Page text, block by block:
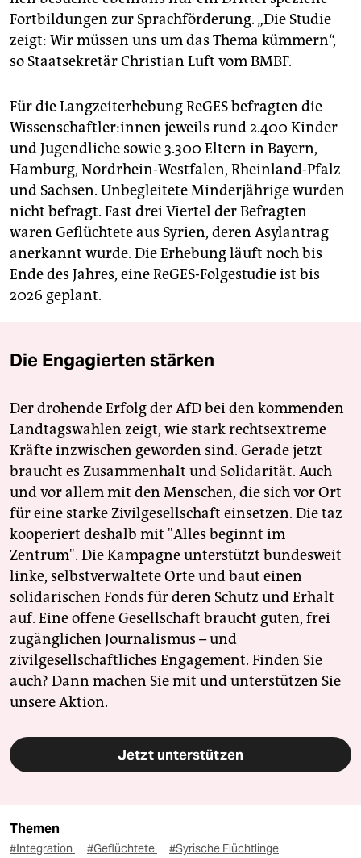
Fortbildungen zur Sprachförderung. „Die Studie
zeigt: Wir müssen uns um das Thema kümmern“,
so Staatsekretär Christian Luft vom BMBF.
Für die Langzeiterhebung ReGES befragten die
Wis­sen­schaft­le­r:in­nen jeweils rund 2.400 Kinder
und Jugendliche sowie 3.300 Eltern in Bayern,
Hamburg, Nordrhein-Westfalen, Rheinland-Pfalz
und Sachsen. Unbegleitete Minderjährige wurden
nicht befragt. Fast drei Viertel der Befragten
waren Geflüchtete aus Syrien, deren Asylantrag
anerkannt wurde. Die Erhebung läuft noch bis
Ende des Jahres, eine ReGES-Folgestudie ist bis
2026 geplant.
Die Engagierten stärken
Der drohende Erfolg der AfD bei den kommenden
Landtagswahlen zeigt, wie stark rechtsextreme
Kräfte inzwischen geworden sind. Gerade jetzt
braucht es Zusammenhalt und Solidarität. Auch
und vor allem mit den Menschen, die sich vor Ort
für eine starke Zivilgesellschaft einsetzen. Die taz
kooperiert deshalb mit "Alles beginnt im
Zentrum". Die Kampagne unterstützt bundesweit
linke, selbstverwaltete Orte und baut einen
solidarischen Fonds für deren Schutz und Erhalt
auf. Eine offene Gesellschaft braucht guten, frei
zugänglichen Journalismus – und
zivilgesellschaftliches Engagement. Finden Sie
auch? Dann machen Sie mit und unterstützen Sie
unsere Aktion.
Jetzt unterstützen
Themen
#Integration #Geflüchtete
#Syrische Flüchtlinge